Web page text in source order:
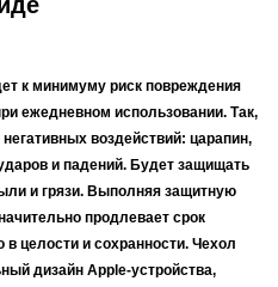
к минимуму риск повреждения
ежедневном использовании. Так,
воздействий: царапин,
и падений. Будет защищать
и грязи. Выполняя защитную
продлевает срок
целости и сохранности. Чехол
дизайн Apple-устройства,